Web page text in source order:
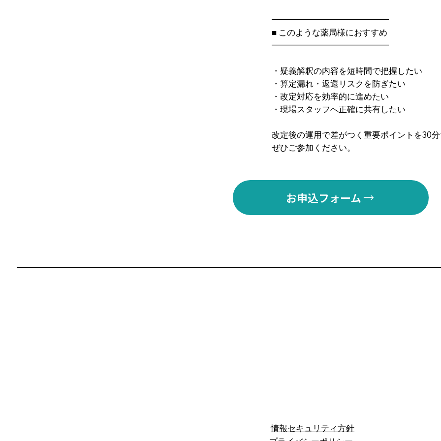
━━━━━━━━━━━━━━
■ このような薬局様におすすめ
━━━━━━━━━━━━━━
・疑義解釈の内容を短時間で把握したい
・算定漏れ・返還リスクを防ぎたい
・改定対応を効率的に進めたい
・現場スタッフへ正確に共有したい
改定後の運用で差がつく重要ポイントを30分
ぜひご参加ください。
お申込フォーム
​情報セキュリティ方針